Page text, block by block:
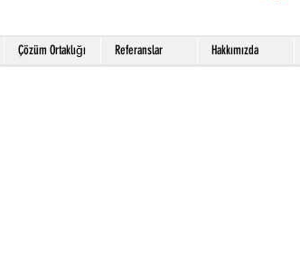
Çözüm Ortaklığı Referanslar Hakkımızda